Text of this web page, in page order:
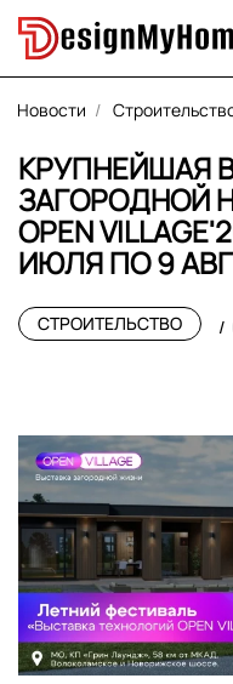
Новости
КРУПНЕЙШАЯ
ЗАГОРОДНОЙ
OPEN
ИЮЛЯ ПО 9
СТРОИТЕЛЬСТВО